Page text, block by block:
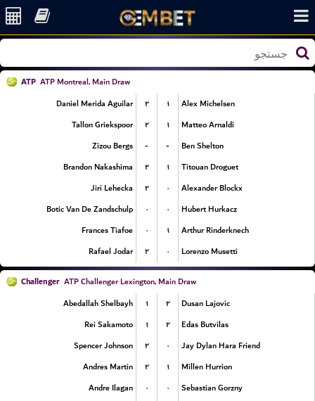
ATP ATP Montreal, Main Draw
Daniel Merida Aguilar
۲ ۱
Alex Michelsen
Tallon Griekspoor
۲ ۱
Matteo Arnaldi
Zizou Bergs
- -
Ben Shelton
Brandon Nakashima
۲ ۱
Titouan Droguet
Jiri Lehecka
۲ ۰
Alexander Blockx
Botic Van De Zandschulp
۰ ۰
Hubert Hurkacz
Frances Tiafoe
۰ ۱
Arthur Rinderknech
Rafael Jodar
۲ ۰ Lorenzo Musetti
Challenger ATP Challenger Lexington, Main Draw
Abedallah Shelbayh
۱ ۲
Dusan Lajovic
Rei Sakamoto
۱ ۲
Edas Butvilas
Spencer Johnson
۲ ۰
Jay Dylan Hara Friend
Andres Martin
۲ ۱
Millen Hurrion
Andre Ilagan
۰ ۰
Sebastian Gorzny